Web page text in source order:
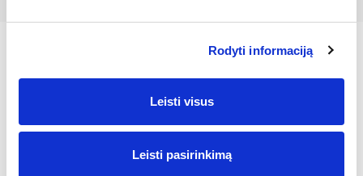
Rodyti informaciją
Leisti visus
Leisti pasirinkimą
Atraskite ŽALIA GIRIA
vandenį